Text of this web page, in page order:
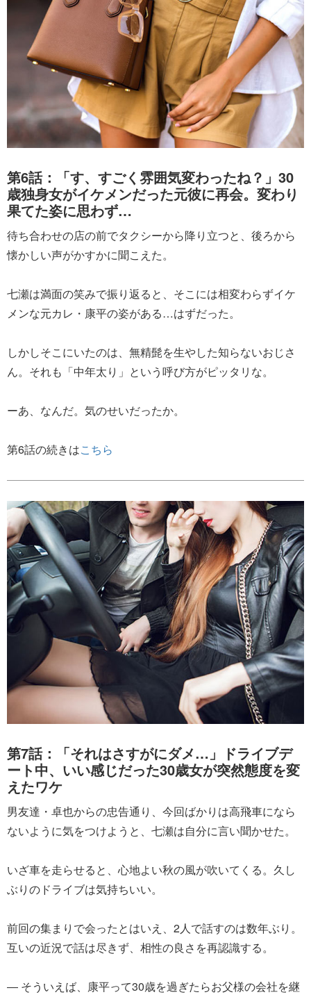
第6話：「す、すごく雰囲気変わったね？」30
歳独身女がイケメンだった元彼に再会。変わり
果てた姿に思わず…
待ち合わせの店の前でタクシーから降り立つと、後ろから
懐かしい声がかすかに聞こえた。
七瀬は満面の笑みで振り返ると、そこには相変わらずイケ
メンな元カレ・康平の姿がある…はずだった。
しかしそこにいたのは、無精髭を生やした知らないおじさ
ん。それも「中年太り」という呼び方がピッタリな。
ーあ、なんだ。気のせいだったか。
第6話の続きはこちら
第7話：「それはさすがにダメ…」ドライブデ
ート中、いい感じだった30歳女が突然態度を変
えたワケ
男友達・卓也からの忠告通り、今回ばかりは高飛車になら
ないように気をつけようと、七瀬は自分に言い聞かせた。
いざ車を走らせると、心地よい秋の風が吹いてくる。久し
ぶりのドライブは気持ちいい。
前回の集まりで会ったとはいえ、2人で話すのは数年ぶり。
互いの近況で話は尽きず、相性の良さを再認識する。
― そういえば、康平って30歳を過ぎたらお父様の会社を継